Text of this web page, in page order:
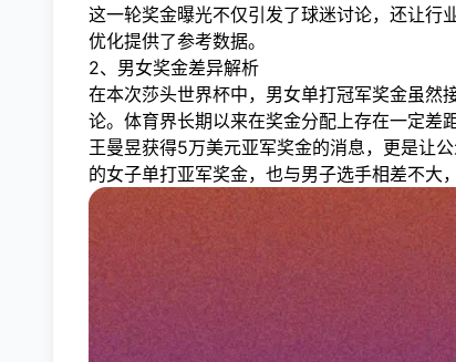
这一轮奖金曝光不仅引发了球迷讨论，还让行
优化提供了参考数据。
2、男女奖金差异解析
在本次莎头世界杯中，男女单打冠军奖金虽然
论。体育界长期以来在奖金分配上存在一定差
王曼昱获得5万美元亚军奖金的消息，更是让
的女子单打亚军奖金，也与男子选手相差不大